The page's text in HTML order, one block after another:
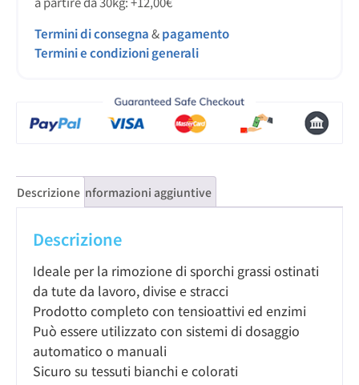
Termini di consegna&pagamento
Termini e condizioni generali
Descrizione Informazioni aggiuntive
Descrizione
Ideale per la rimozione di sporchi grassi ostinati
da tute da lavoro, divise e stracci
Prodotto completo con tensioattivi ed enzimi
Può essere utilizzato con sistemi di dosaggio
automatico o manuali
Sicuro su tessuti bianchi e colorati